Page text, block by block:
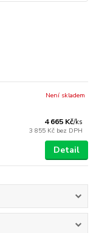
4 665 Kč/ks
3 855 Kč bez DPH
Není skladem
Detail